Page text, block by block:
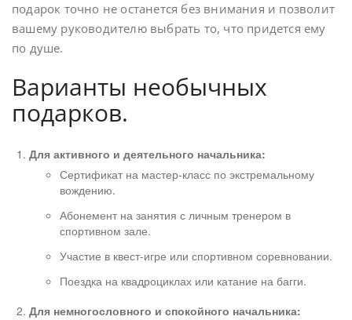
подарок точно не останется без внимания и позволит
вашему руководителю выбрать то, что придется ему
по душе.
Варианты необычных
подарков.
Для активного и деятельного начальника:
Сертификат на мастер-класс по экстремальному
вождению.
Абонемент на занятия с личным тренером в
спортивном зале.
Участие в квест-игре или спортивном соревновании.
Поездка на квадроциклах или катание на багги.
Для немногословного и спокойного начальника: